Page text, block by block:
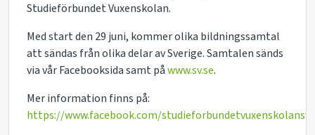
Studieförbundet Vuxenskolan.
Med start den 29 juni, kommer olika bildningssamtal
att sändas från olika delar av Sverige. Samtalen sänds
via vår Facebooksida samt påwww.sv.se.
Mer information finns på:
https://www.facebook.com/